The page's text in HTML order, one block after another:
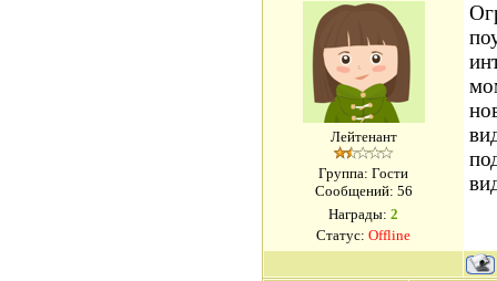
Лейтенант
Группа: Гости
Сообщений: 56
Награды: 2
Статус: Offline